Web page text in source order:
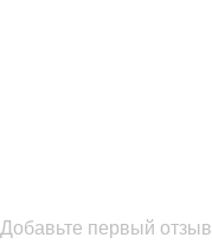
Добавьте первый отзыв